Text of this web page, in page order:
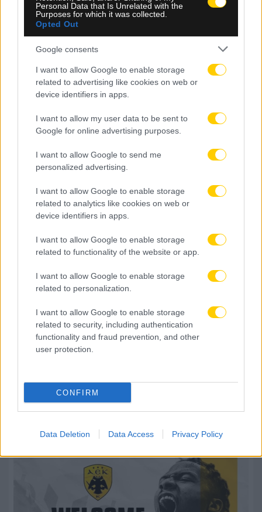
Personal Data that Is Unrelated with the
Purposes for which it was collected.
Opted Out
Google consents
I want to allow Google to enable storage
related to advertising like cookies on web or
device identifiers in apps.
I want to allow my user data to be sent to
Google for online advertising purposes.
I want to allow Google to send me
personalized advertising.
I want to allow Google to enable storage
related to analytics like cookies on web or
device identifiers in apps.
I want to allow Google to enable storage
related to functionality of the website or app.
I want to allow Google to enable storage
related to personalization.
I want to allow Google to enable storage
related to security, including authentication
functionality and fraud prevention, and other
user protection.
CONFIRM
Data Deletion Data Access Privacy Policy
Εθνικής Ουρουγουάης
Σκύρος: Ανεξέλεγκτη φωτιά σε αγροτοδασική
έκταση στην Κολυμπάδα – Επιχειρούν και εναέρια